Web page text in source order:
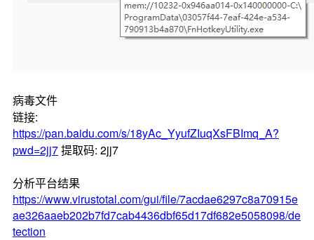
病毒文件
链接:
https://pan.baidu.com/s/18yAc_YyufZIuqXsFBImq_A?
pwd=2jj7提取码: 2jj7
分析平台结果
https://www.virustotal.com/gui/file/7acdae6297c8a70915e
ae326aaeb202b7fd7cab4436dbf65d17df682e5058098/de
tection